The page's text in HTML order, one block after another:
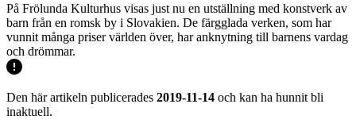
På Frölunda Kulturhus visas just nu en utställning med konstverk av
barn från en romsk by i Slovakien. De färgglada verken, som har
vunnit många priser världen över, har anknytning till barnens vardag
och drömmar.
Den här artikeln publicerades 2019-11-14 och kan ha hunnit bli
inaktuell.